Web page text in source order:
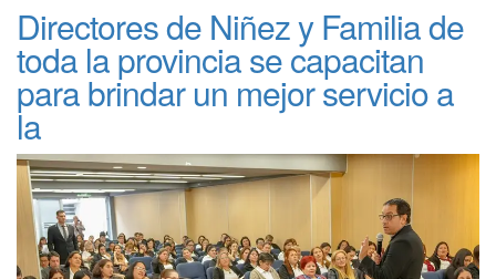
Directores de Niñez y Familia de
toda la provincia se capacitan
para brindar un mejor servicio a
la